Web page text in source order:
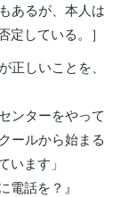
あるが、本人は
定している。］
正しいことを、
ンターをやって
ールから始まる
います」
電話を？』